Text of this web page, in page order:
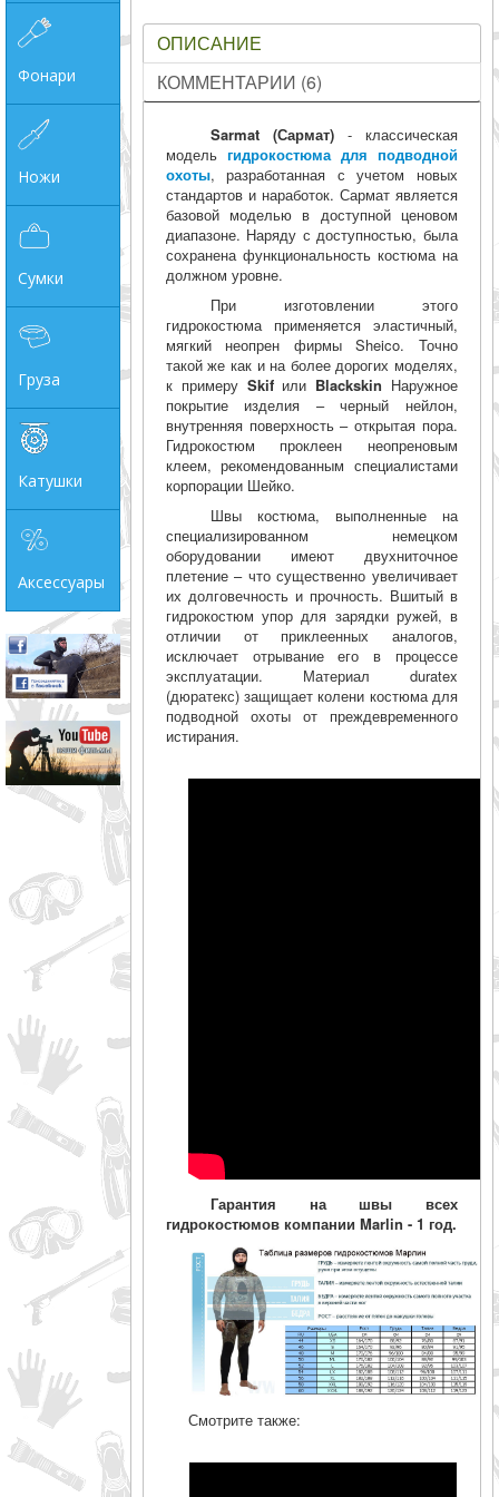
Фонари
Ножи
Сумки
Груза
Катушки
Аксессуары
ОПИСАНИЕ
КОММЕНТАРИИ (6)
Sarmat (Сармат)- классическая
модель гидрокостюма для подводной
охоты, разработанная с учетом новых
стандартов и наработок. Сармат является
базовой моделью в доступной ценовом
диапазоне. Наряду с доступностью, была
сохранена функциональность костюма на
должном уровне.
При изготовлении этого
гидрокостюма применяется эластичный,
мягкий неопрен фирмы Sheico. Точно
такой же как и на более дорогих моделях,
к примеру Skif или Blackskin Наружное
покрытие изделия – черный нейлон,
внутренняя поверхность – открытая пора.
Гидрокостюм проклеен неопреновым
клеем, рекомендованным специалистами
корпорации Шейко.
Швы костюма, выполненные на
специализированном немецком
оборудовании имеют двухниточное
плетение – что существенно увеличивает
их долговечность и прочность. Вшитый в
гидрокостюм упор для зарядки ружей, в
отличии от приклеенных аналогов,
исключает отрывание его в процессе
эксплуатации. Материал duratex
(дюратекс) защищает колени костюма для
подводной охоты от преждевременного
истирания.
Гарантия на швы всех
гидрокостюмов компании Marlin - 1 год.
Смотрите также: